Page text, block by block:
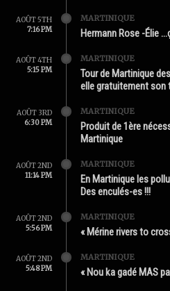
AOÛT 5TH
7:16 PM
MARTINIQUE
Hermann Rose -Élie
AOÛT 4TH
5:15 PM
MARTINIQUE
Tour de Martinique
elle gratuitement son
AOÛT 3RD
6:30 PM
MARTINIQUE
Produit de 1ère
Martinique
AOÛT 2ND
11:14 PM
MARTINIQUE
En Martinique les
Des enculés-es !!!
AOÛT 2ND
5:56 PM
MARTINIQUE
« Mérine rivers to
AOÛT 2ND
5:48 PM
MARTINIQUE
« Nou ka gadé MAS